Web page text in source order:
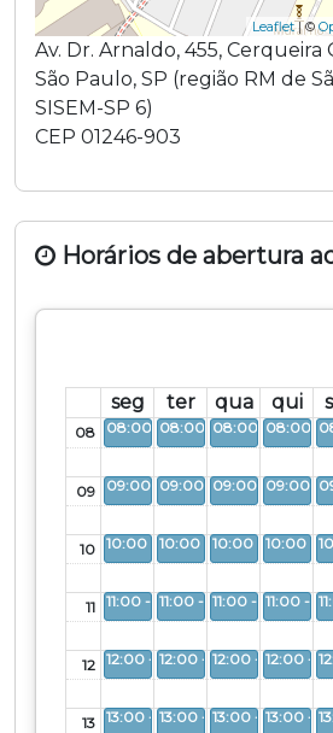
Leaflet| ©
Av. Dr. Arnaldo, 455, Cerqueira
São Paulo, SP (região RM de
SISEM-SP 6)
CEP 01246-903
Horários de abertura
seg ter qua qui
08
09
10
11
12
13
Aberto
Aberto
Aberto
Aberto
Aberto
Aberto
Aberto
Aberto
Aberto
Aberto
Aberto
Aberto
Aberto
Aberto
Aberto
Aberto
Aberto
Aberto